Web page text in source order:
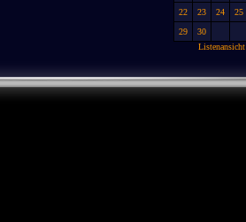
22
23 24 25
29
30
Listenansicht